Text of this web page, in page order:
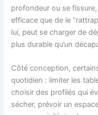
profondeur ou se
efficace que de le
lui, peut se charger de
plus durable qu’un
Côté conception,
quotidien : limiter les
choisir des profilés qui
sécher, prévoir un